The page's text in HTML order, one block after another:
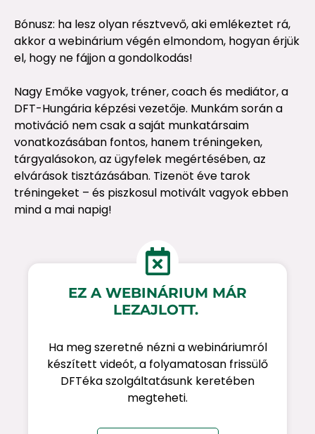
Bónusz: ha lesz olyan résztvevő, aki emlékeztet rá,
akkor a webinárium végén elmondom, hogyan érjük
el, hogy ne fájjon a gondolkodás!
Nagy Emőke vagyok, tréner, coach és mediátor, a
DFT-Hungária képzési vezetője. Munkám során a
motiváció nem csak a saját munkatársaim
vonatkozásában fontos, hanem tréningeken,
tárgyalásokon, az ügyfelek megértésében, az
elvárások tisztázásában. Tizenöt éve tarok
tréningeket – és piszkosul motivált vagyok ebben
mind a mai napig!
EZ A WEBINÁRIUM MÁR
LEZAJLOTT.
Ha meg szeretné nézni a webináriumról
készített videót, a folyamatosan frissülő
DFTéka szolgáltatásunk keretében
megteheti.